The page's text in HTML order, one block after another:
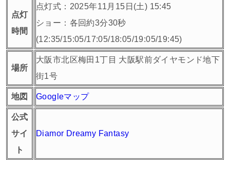
点灯
時間
点灯式：2025年11月15日(土) 15:45
ショー：各回約3分30秒
(12:35/15:05/17:05/18:05/19:05/19:45)
場所
大阪市北区梅田1丁目 大阪駅前ダイヤモンド地下
街1号
地図 Googleマップ
公式
サイ
ト
Diamor Dreamy Fantasy